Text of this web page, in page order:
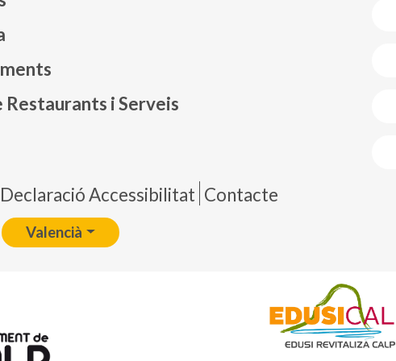
Restaurants i Serveis
Pie de página
Declaració Accessibilitat Contacte
Valencià